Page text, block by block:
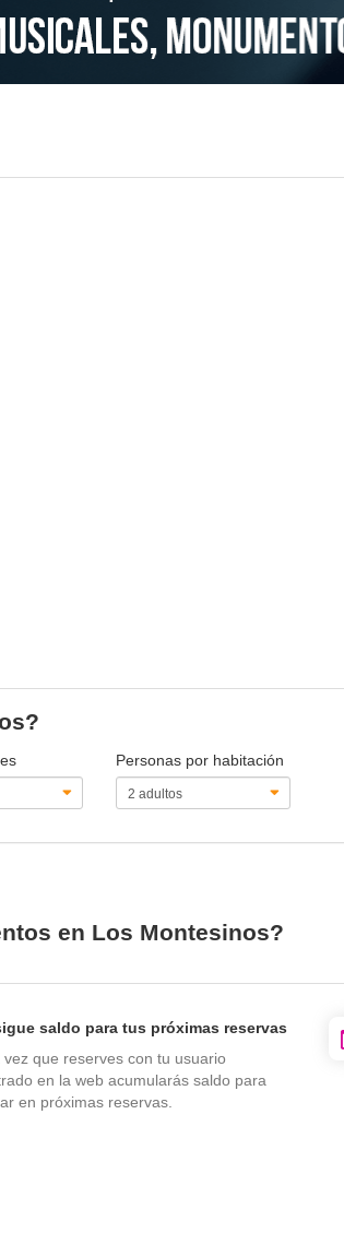
Personas por habitación
en Los Montesinos?
saldo para tus próximas reservas
vez que reserves con tu usuario
en la web acumularás saldo para
en próximas reservas.